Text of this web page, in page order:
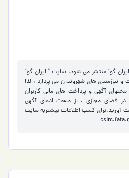
گو" منتشر می شود. سایت ” ایران گو"
نیازمندی های شهروندان می پردازد ، لذا
آگهی و پرداخت های مالی کاربران
در فضای مجازی ، از صحت ادعای آگهی
آورید.برای کسب اطلاعات بیشتربه سایت